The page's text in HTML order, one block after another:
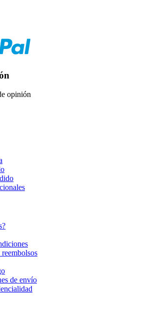
opinión
de envío